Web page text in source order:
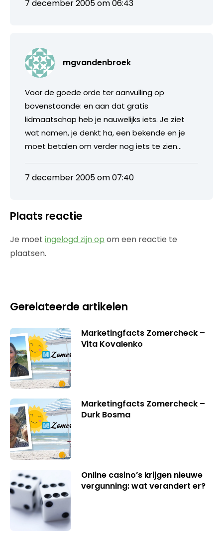
7 december 2005 om 06:43
mgvandenbroek
Voor de goede orde ter aanvulling op
bovenstaande: en aan dat gratis
lidmaatschap heb je nauwelijks iets. Je ziet
wat namen, je denkt ha, een bekende en je
moet betalen om verder nog iets te zien…
7 december 2005 om 07:40
Plaats reactie
Je moet ingelogd zijn op om een reactie te
plaatsen.
Gerelateerde artikelen
Marketingfacts Zomercheck –
Vita Kovalenko
Marketingfacts Zomercheck –
Durk Bosma
Online casino’s krijgen nieuwe
vergunning: wat verandert er?